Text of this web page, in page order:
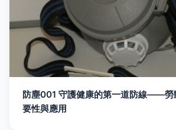
防塵001 守護健康的第一道防線——勞
要性與應用